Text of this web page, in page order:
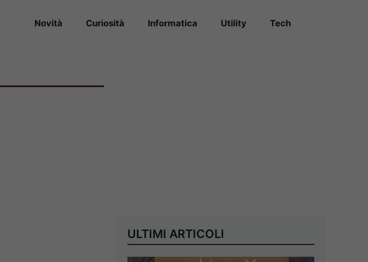
Novità Curiosità Informatica Utility Tech
ULTIMI ARTICOLI